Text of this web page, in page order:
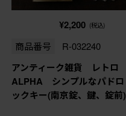
¥2,200 (税込)
商品番号 R-032240
アンティーク雑貨 レトロ
ALPHA シンプルなパドロ
ックキー(南京錠、鍵、錠前)